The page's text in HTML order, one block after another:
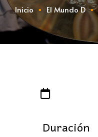
Inicio El Mundo D
Duración